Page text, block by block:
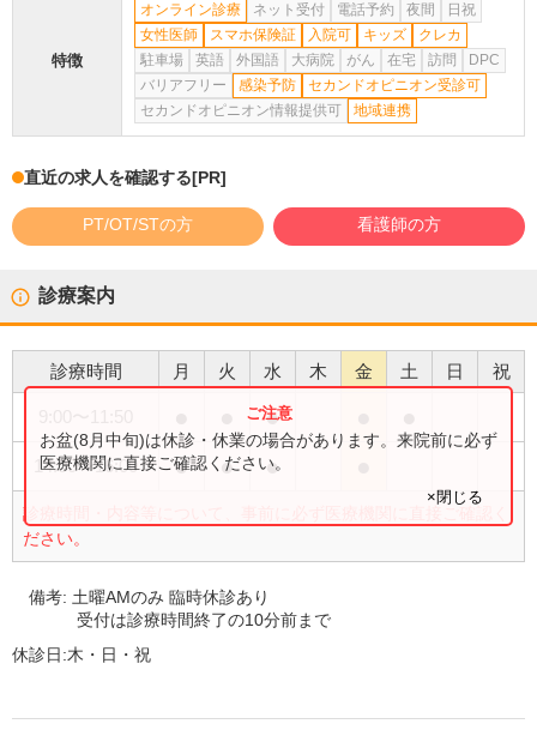
特徴
オンライン診療 ネット受付 電話予約 夜間
日祝
女性医師
スマホ保険証 入院可 キッズ
クレカ
駐車場
英語 外国語 大病院 がん 在宅 訪問
DPC
バリアフリー
感染予防
セカンドオピニオン受診可
セカンドオピニオン情報提供可
地域連携
直近の求人を確認する[PR]
PT/OT/STの方 看護師の方
診療案内
診療時間 月 火 水 木 金 土 日 祝
●
14:00〜16:00 ● ● ●
診療時間・内容等について、事前に必ず医療機関に直接ご確認く
ださい。
お盆(8月中旬)は休診・休業の場合があります。来院前に必ず
医療機関に直接ご確認ください。
×閉じる
備考: 土曜AMのみ 臨時休診あり
受付は診療時間終了の10分前まで
休診日:木・日・祝